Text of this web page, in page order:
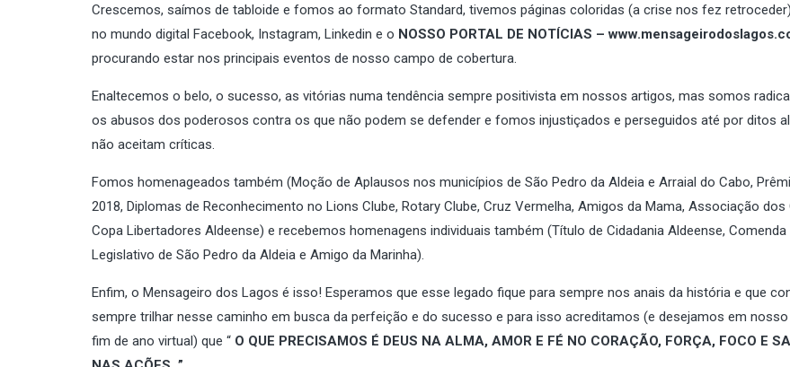
Crescemos, saímos de tabloide e fomos ao formato Standard, tivemos páginas coloridas (a crise nos fez
no mundo digital Facebook, Instagram, Linkedin e o NOSSO PORTAL DE NOTÍCIAS –
procurando estar nos principais eventos de nosso campo de cobertura.
Enaltecemos o belo, o sucesso, as vitórias numa tendência sempre positivista em nossos artigos, mas somos
os abusos dos poderosos contra os que não podem se defender e fomos injustiçados e perseguidos até por ditos
não aceitam críticas.
Fomos homenageados também (Moção de Aplausos nos municípios de São Pedro da Aldeia e Arraial do Cabo,
2018, Diplomas de Reconhecimento no Lions Clube, Rotary Clube, Cruz Vermelha, Amigos da Mama, Associação dos
Copa Libertadores Aldeense) e recebemos homenagens individuais também (Título de Cidadania Aldeense,
Legislativo de São Pedro da Aldeia e Amigo da Marinha).
Enfim, o Mensageiro dos Lagos é isso! Esperamos que esse legado fique para sempre nos anais da história e que
sempre trilhar nesse caminho em busca da perfeição e do sucesso e para isso acreditamos (e desejamos em
fim de ano virtual) que “ O QUE PRECISAMOS É DEUS NA ALMA, AMOR E FÉ NO CORAÇÃO, FORÇA, FOCO E